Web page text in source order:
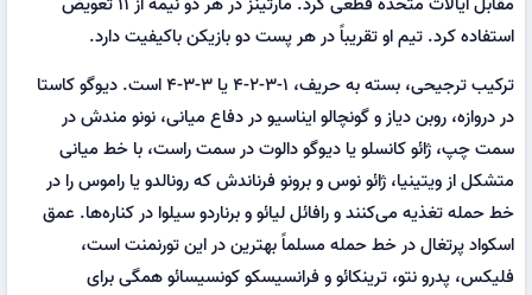
استفاده کرد. تیم او تقریباً در هر پست دو بازیکن باکیفیت دارد.
ترکیب ترجیحی، بسته به حریف، ۱-۳-۲-۴ یا ۳-۳-۴ است. دیوگو کاستا
در دروازه، روبن دیاز و گونچالو ایناسیو در دفاع میانی، نونو مندش در
سمت چپ، ژائو کانسلو یا دیوگو دالوت در سمت راست، با خط میانی
متشکل از ویتینیا، ژائو نوس و برونو فرناندش که رونالدو یا راموس را در
خط حمله تغذیه می‌کنند و رافائل لیائو و برناردو سیلوا در کناره‌ها. عمق
اسکواد پرتغال در خط حمله مسلماً بهترین در این تورنمنت است،
فلیکس، پدرو نتو، ترینکائو و فرانسیسکو کونسیسائو همگی برای